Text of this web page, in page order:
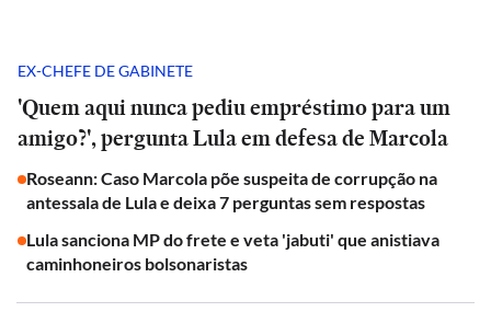
EX-CHEFE DE GABINETE
'Quem aqui nunca pediu empréstimo para um
amigo?', pergunta Lula em defesa de Marcola
Roseann: Caso Marcola põe suspeita de corrupção na
antessala de Lula e deixa 7 perguntas sem respostas
Lula sanciona MP do frete e veta 'jabuti' que anistiava
caminhoneiros bolsonaristas